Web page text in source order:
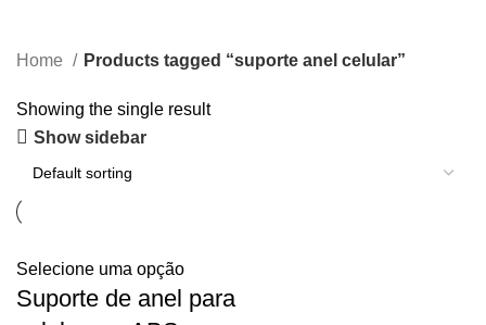
Home Products tagged “suporte anel celular”
Showing the single result
Show sidebar
Selecione uma opção
Suporte de anel para